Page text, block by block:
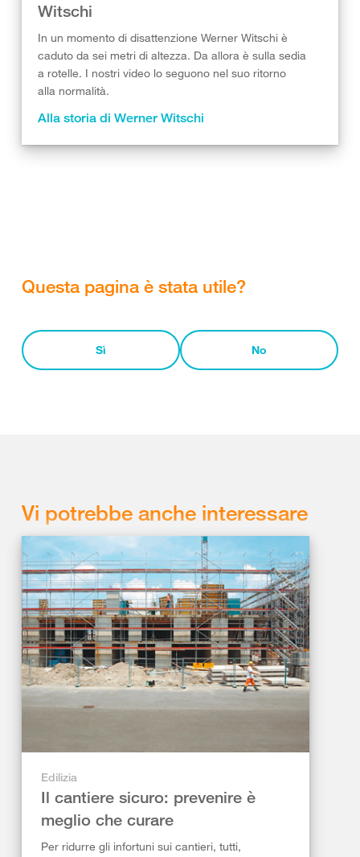
Witschi
In un momento di disattenzione Werner Witschi è
caduto da sei metri di altezza. Da allora è sulla sedia
a rotelle. I nostri video lo seguono nel suo ritorno
alla normalità.
Alla storia di Werner Witschi
Questa pagina è stata utile?
Sì No
Vi potrebbe anche interessare
Edilizia
Il cantiere sicuro: prevenire è
meglio che curare
Per ridurre gli infortuni sui cantieri, tutti,